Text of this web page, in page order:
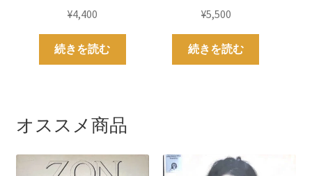
¥4,400
続きを読む
¥5,500
続きを読む
オススメ商品